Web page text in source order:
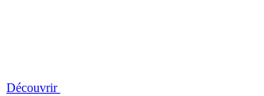
Découvrir